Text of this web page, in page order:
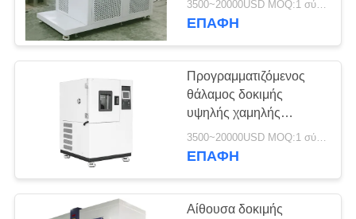
Πόρτα
3500~20000USD MOQ:1 σύνολο
ΕΠΑΦΉ
Προγραμματιζόμενος
θάλαμος δοκιμής
υψηλής χαμηλής
θερμοκρασίας LIYI
Δοκιμή αντιεκρηκτικής
3500~20000USD MOQ:1 σύνολο
ΕΠΑΦΉ
Αίθουσα δοκιμής